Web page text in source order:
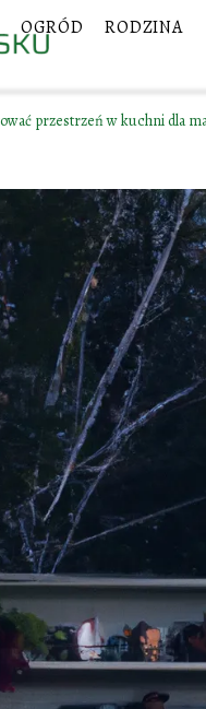
OGRÓD RODZINA
przestrzeń w kuchni dla